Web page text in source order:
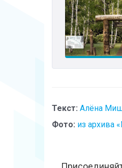
Текст: Алёна
Фото: из архива